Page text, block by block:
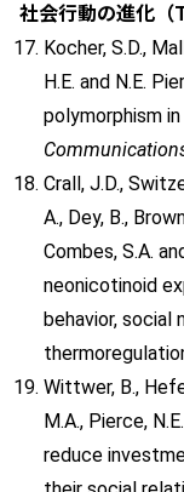
社会行動の進化
Kocher, S.D.,
H.E. and N.E.
polymorphism
Crall, J.D.,
A., Dey, B.,
Combes, S.A.
neonicotinoid
behavior, social
Wittwer, B.,
M.A., Pierce,
reduce